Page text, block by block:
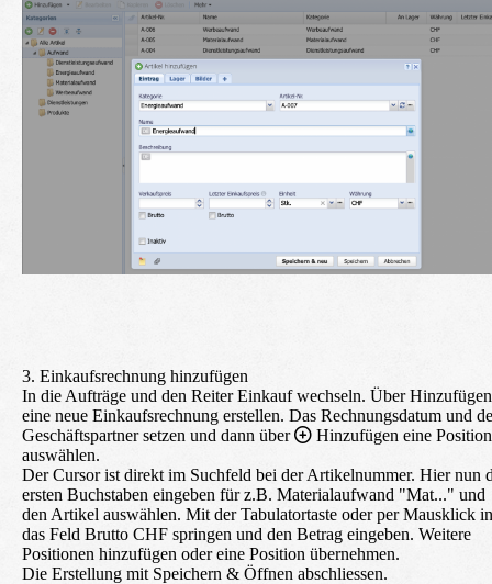
3. Einkaufsrechnung hinzufügen
In die Aufträge und den ReiterEinkaufwechseln. Über Hinzufügen
eine neue Einkaufsrechnung erstellen. Das Rechnungsdatum und
Geschäftspartner setzen und dann über
Hinzufügen eine Position
auswählen.
Der Cursor ist direkt im Suchfeld bei der Artikelnummer. Hier nun
ersten Buchstaben eingeben für z.B. Materialaufwand "Mat..." und
den Artikel auswählen. Mit der Tabulatortaste oder per Mausklick in
das Feld Brutto CHF springen und den Betrag eingeben. Weitere
Positionen hinzufügen oder eine Position übernehmen.
Die Erstellung mit Speichern & Öffnen abschliessen.